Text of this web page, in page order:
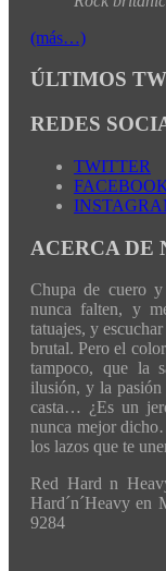
(más…)
ÚLTIMOS
REDES
TWITTER
ACERCA DE
Chupa de cuero
nunca falten, y
tatuajes, y
brutal. Pero el
tampoco, que la
ilusión, y la
casta… ¿Es un
nunca mejor
los lazos que te
Red Hard n
Hard´n´Heavy en
9284